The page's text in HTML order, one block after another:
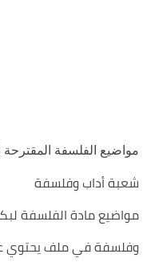
مواضيع الفلسفة المقترحة
شعبة أداب وفلسفة
وفلسفة في ملف يحتوي